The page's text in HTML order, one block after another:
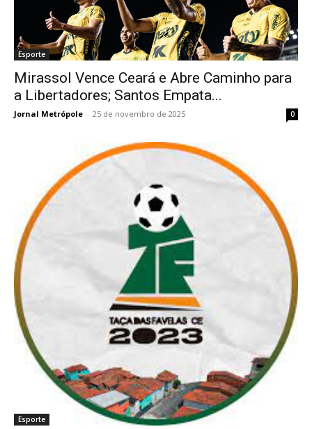
Esporte
Mirassol Vence Ceará e Abre Caminho para
a Libertadores; Santos Empata...
Jornal Metrópole - 25 de novembro de 2025 0
Esporte